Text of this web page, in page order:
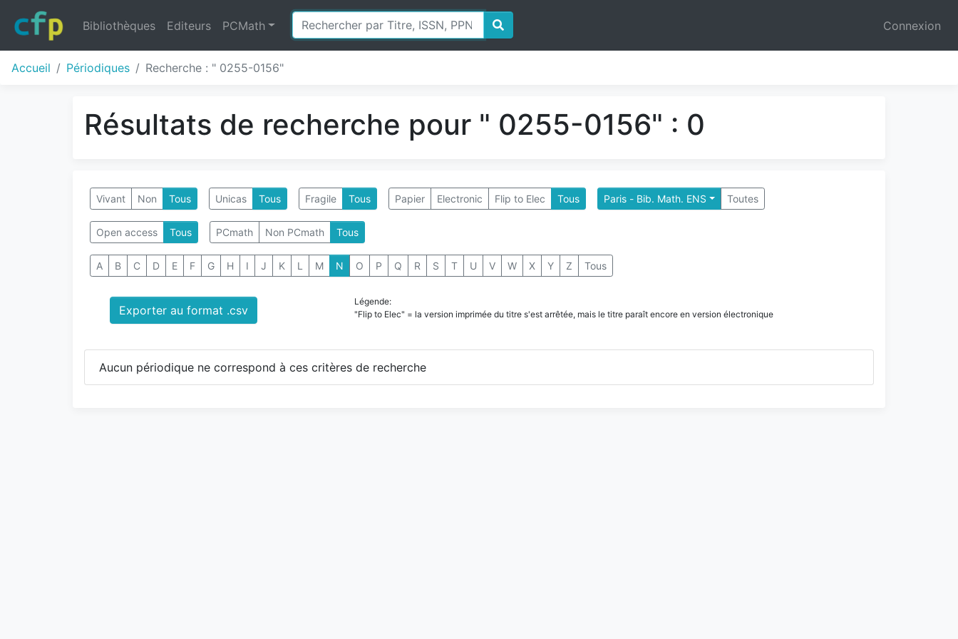
Bibliothèques Editeurs PCMath Connexion
Accueil Périodiques Recherche : " 0255-0156"
Résultats de recherche pour " 0255-0156" : 0
Vivant Non Tous Unicas Tous Fragile Tous Papier Electronic Flip to Elec Tous Paris - Bib. Math. ENS Toutes
Open access Tous PCmath Non PCmath Tous
A B C D E F G H I J K L M N O P Q R S T U V W X Y Z Tous
Exporter au format .csv
Légende:
"Flip to Elec" = la version imprimée du titre s'est arrêtée, mais le titre paraît encore en version électronique
Aucun périodique ne correspond à ces critères de recherche